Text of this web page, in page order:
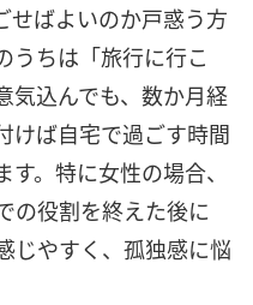
せばよいのか戸惑う方
うちは「旅行に行こ
気込んでも、数か月経
けば自宅で過ごす時間
。特に女性の場合、
の役割を終えた後に
じやすく、孤独感に悩